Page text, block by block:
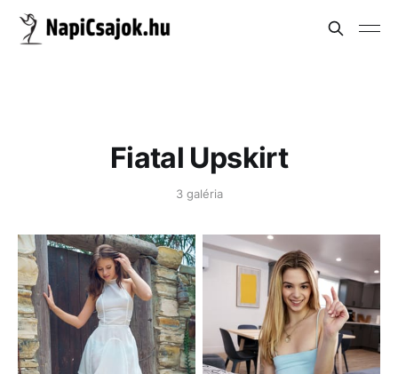
Fiatal Upskirt
3 galéria